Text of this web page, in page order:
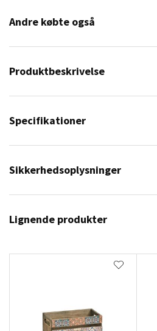
Andre købte også
Produktbeskrivelse
Specifikationer
Sikkerhedsoplysninger
Lignende produkter